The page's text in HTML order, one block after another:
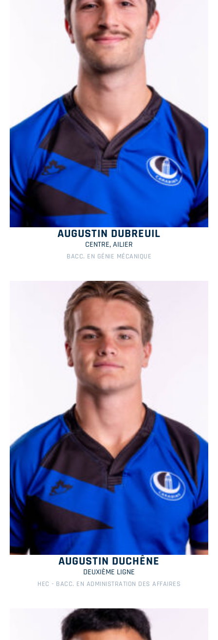
AUGUSTIN DUBREUIL
CENTRE, AILIER
BACC. EN GÉNIE MÉCANIQUE
AUGUSTIN DUCHÊNE
DEUXIÈME LIGNE
HEC - BACC. EN ADMINISTRATION DES AFFAIRES